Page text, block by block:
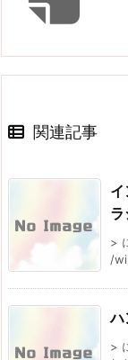
関連記事
ラ
>
/
ハ
>